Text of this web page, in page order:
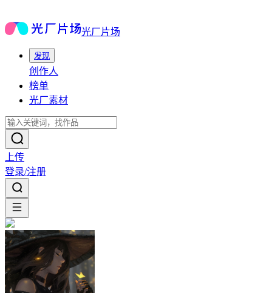
光厂片场
发现
创作人
榜单
光厂素材
上传
登录/注册